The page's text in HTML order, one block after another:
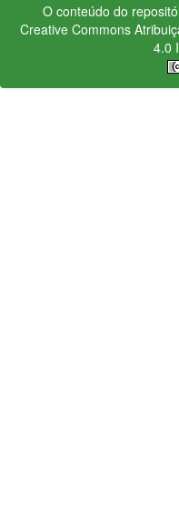
O conteúdo do
Creative Commons
4.0